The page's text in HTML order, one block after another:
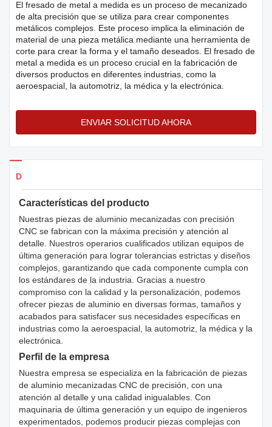
El fresado de metal a medida es un proceso de mecanizado
de alta precisión que se utiliza para crear componentes
metálicos complejos. Este proceso implica la eliminación de
material de una pieza metálica mediante una herramienta de
corte para crear la forma y el tamaño deseados. El fresado de
metal a medida es un proceso crucial en la fabricación de
diversos productos en diferentes industrias, como la
aeroespacial, la automotriz, la médica y la electrónica.
ENVIAR SOLICITUD AHORA
Detalles de los productos
Características del producto
Nuestras piezas de aluminio mecanizadas con precisión
CNC se fabrican con la máxima precisión y atención al
detalle. Nuestros operarios cualificados utilizan equipos de
última generación para lograr tolerancias estrictas y diseños
complejos, garantizando que cada componente cumpla con
los estándares de la industria. Gracias a nuestro
compromiso con la calidad y la personalización, podemos
ofrecer piezas de aluminio en diversas formas, tamaños y
acabados para satisfacer sus necesidades específicas en
industrias como la aeroespacial, la automotriz, la médica y la
electrónica.
Perfil de la empresa
Nuestra empresa se especializa en la fabricación de piezas
de aluminio mecanizadas CNC de precisión, con una
atención al detalle y una calidad inigualables. Con
maquinaria de última generación y un equipo de ingenieros
experimentados, podemos producir piezas complejas con